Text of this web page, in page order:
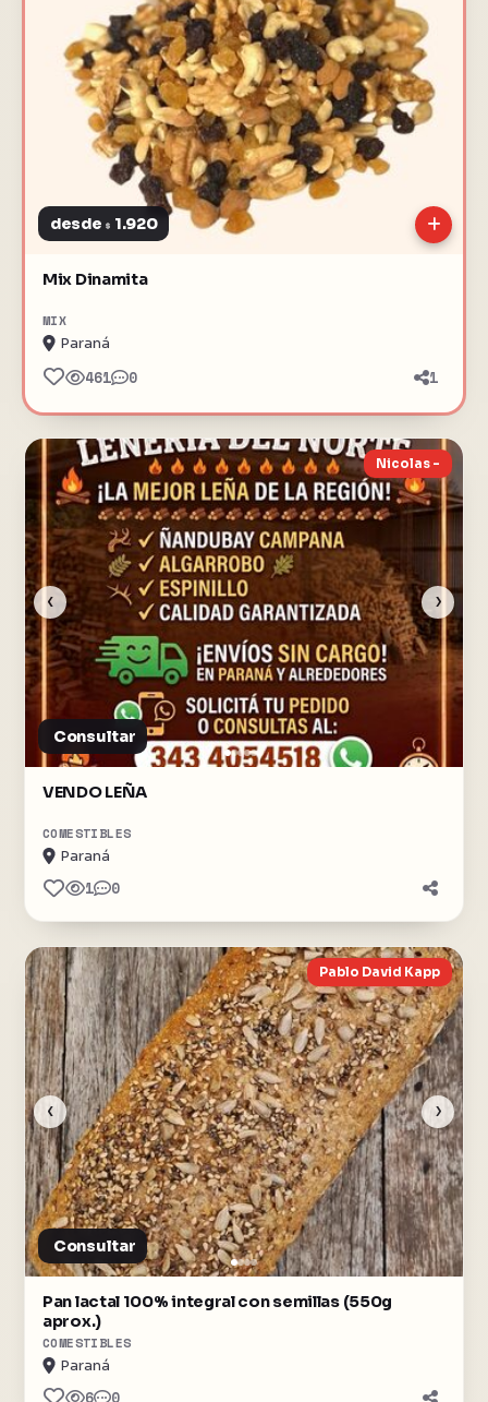
desde $ 1.920
Mix Dinamita
MIX
Paraná
461 0 1
‹ ›
Nicolas -
Consultar
VENDO LEÑA
COMESTIBLES
Paraná
1 0
‹ ›
Pablo David Kapp
Consultar
Pan lactal 100% integral con semillas (550g
aprox.)
COMESTIBLES
Paraná
6 0